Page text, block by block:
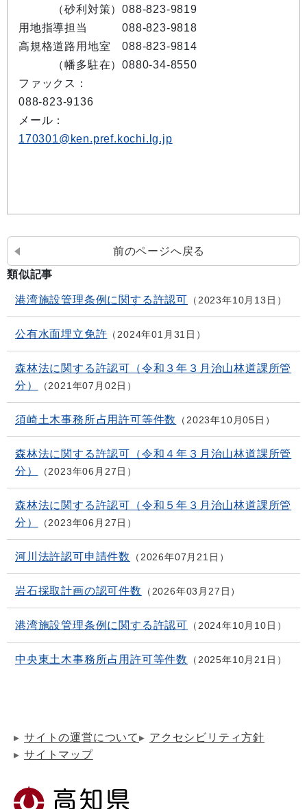
（砂利対策）088-823-9819
用地指導担当 088-823-9818
高規格道路用地室 088-823-9814
（幡多駐在）0880-34-8550
ファックス：
088-823-9136
メール：
170301@ken.pref.kochi.lg.jp
前のページへ戻る
類似記事
港湾施設管理条例に関する許認可 2023年10月13日
公有水面埋立免許 2024年01月31日
森林法に関する許認可（令和３年３月治山林道課所管
分）
2021年07月02日
須崎土木事務所占用許可等件数 2023年10月05日
森林法に関する許認可（令和４年３月治山林道課所管
分）
2023年06月27日
森林法に関する許認可（令和５年３月治山林道課所管
分）
2023年06月27日
河川法許認可申請件数 2026年07月21日
岩石採取計画の認可件数 2026年03月27日
港湾施設管理条例に関する許認可 2024年10月10日
中央東土木事務所占用許可等件数 2025年10月21日
サイトの運営について
アクセシビリティ方針
サイトマップ